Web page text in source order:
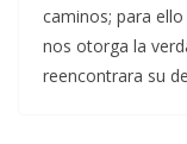
caminos; para
nos otorga la
reencontrara su